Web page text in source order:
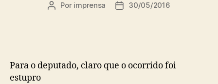
Autor
Por imprensa
Data30/05/2016
Para o deputado, claro que o ocorrido foi
estupro